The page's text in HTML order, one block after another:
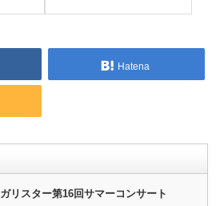
Hatena
ガリスター第16回サマーコンサート